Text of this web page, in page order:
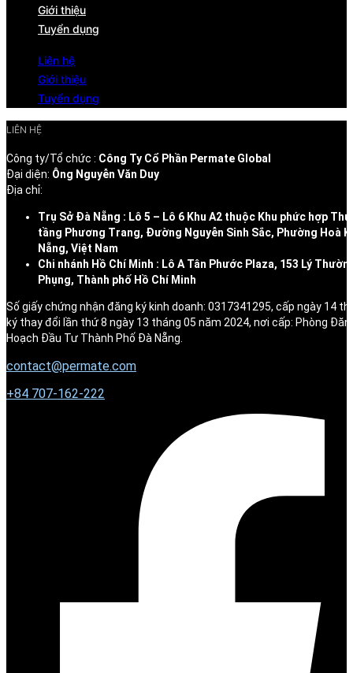
Giới thiệu
Tuyển dụng
Liên hệ
Giới thiệu
Tuyển dụng
LIÊN HỆ
Công ty/Tổ chức : Công Ty Cổ Phần Permate Global
Đại diện: Ông Nguyễn Văn Duy
Địa chỉ:
Trụ Sở Đà Nẵng : Lô 5 – Lô 6 Khu A2 thuộc Khu phức hợp
tầng Phương Trang, Đường Nguyễn Sinh Sắc, Phường Hoà
Nẵng, Việt Nam
Chi nhánh Hồ Chí Minh : Lô A Tân Phước Plaza, 153 Lý
Phụng, Thành phố Hồ Chí Minh
Số giấy chứng nhận đăng ký kinh doanh: 0317341295, cấp ngày 14
ký thay đổi lần thứ 8 ngày 13 tháng 05 năm 2024, nơi cấp: Phòng
Hoạch Đầu Tư Thành Phố Đà Nẵng.
contact@permate.com
+84 707-162-222